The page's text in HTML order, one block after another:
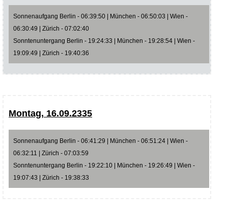
Sonnenaufgang Berlin - 06:39:50 | München - 06:50:03 | Wien -
06:30:49 | Zürich - 07:02:40
Sonntenuntergang Berlin - 19:24:33 | München - 19:28:54 | Wien -
19:09:49 | Zürich - 19:40:36
Montag, 16.09.2335
Sonnenaufgang Berlin - 06:41:29 | München - 06:51:24 | Wien -
06:32:11 | Zürich - 07:03:59
Sonntenuntergang Berlin - 19:22:10 | München - 19:26:49 | Wien -
19:07:43 | Zürich - 19:38:33